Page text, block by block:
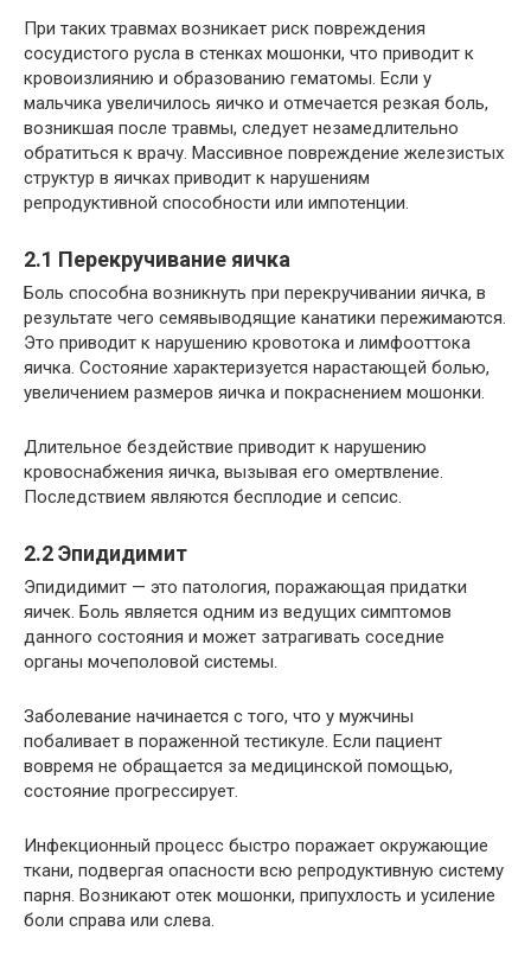
При таких травмах возникает риск повреждения
сосудистого русла в стенках мошонки, что приводит к
кровоизлиянию и образованию гематомы. Если у
мальчика увеличилось яичко и отмечается резкая боль,
возникшая после травмы, следует незамедлительно
обратиться к врачу. Массивное повреждение железистых
структур в яичках приводит к нарушениям
репродуктивной способности или импотенции.
2.1 Перекручивание яичка
Боль способна возникнуть при перекручивании яичка, в
результате чего семявыводящие канатики пережимаются.
Это приводит к нарушению кровотока и лимфооттока
яичка. Состояние характеризуется нарастающей болью,
увеличением размеров яичка и покраснением мошонки.
Длительное бездействие приводит к нарушению
кровоснабжения яичка, вызывая его омертвление.
Последствием являются бесплодие и сепсис.
2.2 Эпидидимит
Эпидидимит — это патология, поражающая придатки
яичек. Боль является одним из ведущих симптомов
данного состояния и может затрагивать соседние
органы мочеполовой системы.
Заболевание начинается с того, что у мужчины
побаливает в пораженной тестикуле. Если пациент
вовремя не обращается за медицинской помощью,
состояние прогрессирует.
Инфекционный процесс быстро поражает окружающие
ткани, подвергая опасности всю репродуктивную систему
парня. Возникают отек мошонки, припухлость и усиление
боли справа или слева.